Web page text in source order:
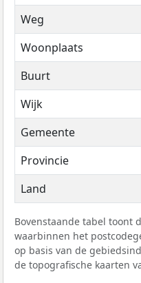
Weg
Woonplaats
Buurt
Wijk
Gemeente
Provincie
Land
Bovenstaande tabel toont
waarbinnen het
op basis van de
de topografische kaarten